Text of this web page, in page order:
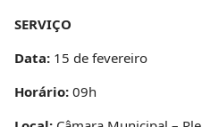
SERVIÇO
Data: 15 de fevereiro
Horário: 09h